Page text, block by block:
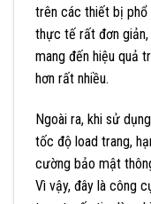
trên các thiết bị phổ
thực tế rất đơn
mang đến hiệu quả
hơn rất nhiều.
Ngoài ra, khi sử
tốc độ load trang,
cường bảo mật
Vì vậy, đây là công